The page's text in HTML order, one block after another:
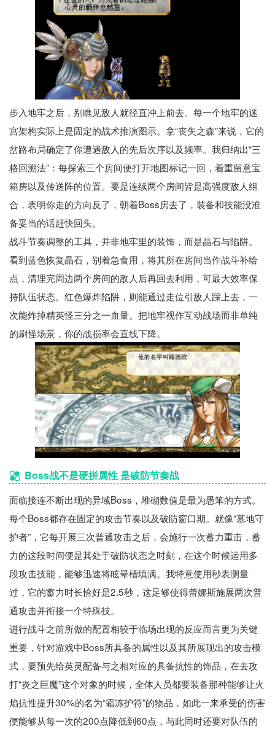
步入地牢之后，别瞧见敌人就径直冲上前去。每一个地牢的迷
宫架构实际上是固定的战术推演图示。拿“丧失之森”来说，它的
岔路布局确定了你遭遇敌人的先后次序以及频率。我归纳出“三
格回溯法”：每探索三个房间便打开地图标记一回，着重留意宝
箱房以及传送阵的位置。要是连续两个房间皆是高强度敌人组
合，表明你走的方向反了，朝着Boss房去了，装备和技能没准
备妥当的话赶快回头。
战斗节奏调整的工具，并非地牢里的装饰，而是晶石与陷阱。
看到蓝色恢复晶石，别着急食用，将其所在房间当作战斗补给
点，清理完周边两个房间的敌人后再回去利用，可最大效率保
持队伍状态。红色爆炸陷阱，则能通过走位引敌人踩上去，一
次能炸掉精英怪三分之一血量。把地牢视作互动战场而非单纯
的刷怪场景，你的战损率会直线下降。
Boss战不是硬拼属性 是破防节奏战
面临接连不断出现的异域Boss，堆砌数值是最为愚笨的方式。
每个Boss都存在固定的攻击节奏以及破防窗口期。就像“墓地守
护者”，它每开展三次普通攻击之后，会施行一次蓄力重击，蓄
力的这段时间便是其处于破防状态之时刻，在这个时候运用多
段攻击技能，能够迅速将眩晕槽填满。我特意使用秒表测量
过，它的蓄力时长恰好是2.5秒，这足够使得蕾娜斯施展两次普
通攻击并衔接一个特殊技。
进行战斗之前所做的配置相较于临场出现的反应而言更为关键
重要，针对游戏中Boss所具备的属性以及其所展现出的攻击模
式，要预先给英灵配备与之相对应的具备抗性的饰品，在去攻
打“炎之巨魔”这个对象的时候，全体人员都要装备那种能够让火
焰抗性提升30%的名为“霜冻护符”的物品，如此一来承受的伤害
便能够从每一次的200点降低到60点，与此同时还要对队伍的